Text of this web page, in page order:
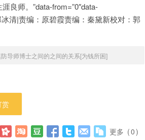
良师。”data-from=”0″data-
清|责编：原碧霞责编：秦黛新校对：郭
导师博士之间的之间的关系[为钱所困]
赏
更多 (0)